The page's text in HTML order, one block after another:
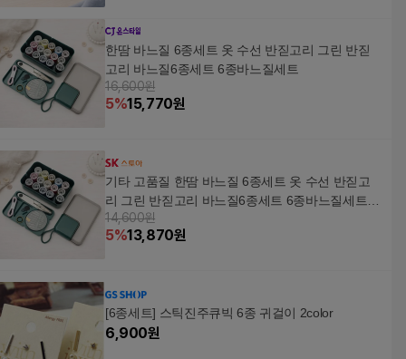
한땀 바느질 6종세트 옷 수선 반짇고리 그린 반짇
고리 바느질6종세트 6종바느질세트
16,600원
5%15,770원
기타 고품질 한땀 바느질 6종세트 옷 수선 반짇고
리 그린 반짇고리 바느질6종세트 6종바느질세트
WFM2I7P
14,600원
5%13,870원
[6종세트] 스틱진주큐빅 6종 귀걸이 2color
6,900원